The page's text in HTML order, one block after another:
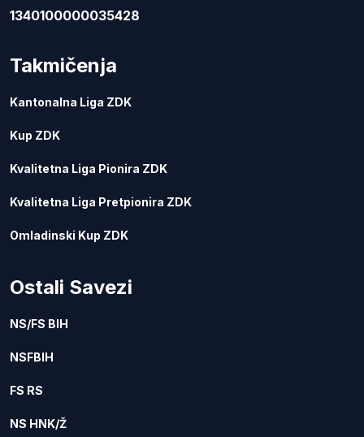
1340100000035428
Takmičenja
Kantonalna Liga ZDK
Kup ZDK
Kvalitetna Liga Pionira ZDK
Kvalitetna Liga Pretpionira ZDK
Omladinski Kup ZDK
Ostali Savezi
NS/FS BIH
NSFBIH
FS RS
NS HNK/Ž